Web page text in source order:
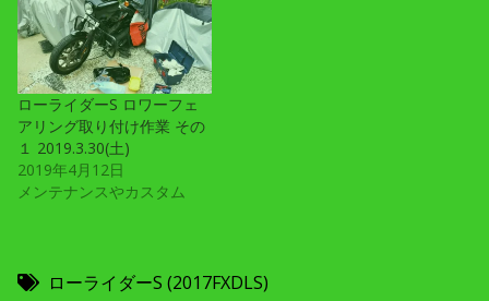
ローライダーS ロワーフェ
アリング取り付け作業 その
１ 2019.3.30(土)
2019年4月12日
メンテナンスやカスタム
ローライダーS (2017FXDLS)